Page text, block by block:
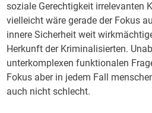
soziale Gerechtigkeit irrelevanten
vielleicht wäre gerade der Fokus
innere Sicherheit weit
Herkunft der Kriminalisierten.
unterkomplexen funktionalen
Fokus aber in jedem Fall
auch nicht schlecht.